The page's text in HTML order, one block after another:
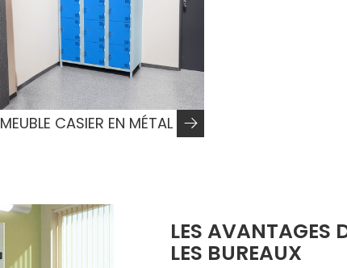
MEUBLE CASIER EN MÉTAL
LES AVANTAGES
LES BUREAUX